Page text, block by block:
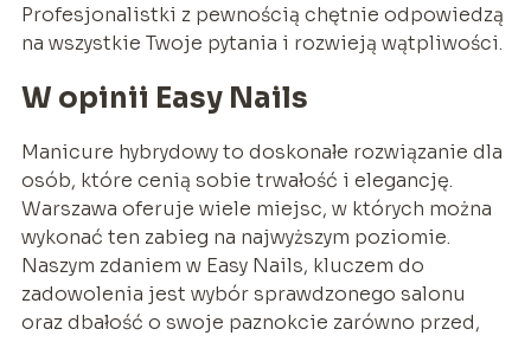
Profesjonalistki z pewnością chętnie odpowiedzą
na wszystkie Twoje pytania i rozwieją wątpliwości.
W opinii Easy Nails
Manicure hybrydowy to doskonałe rozwiązanie dla
osób, które cenią sobie trwałość i elegancję.
Warszawa oferuje wiele miejsc, w których można
wykonać ten zabieg na najwyższym poziomie.
Naszym zdaniem w Easy Nails, kluczem do
zadowolenia jest wybór sprawdzonego salonu
oraz dbałość o swoje paznokcie zarówno przed,